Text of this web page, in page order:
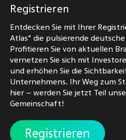
Registrieren
Entdecken Sie mit Ihrer
Atlas" die pulsierende
Profitieren Sie von aktuellen
vernetzen Sie sich mit
und erhöhen Sie die
Unternehmens. Ihr Weg zum
hier – werden Sie jetzt Teil
Gemeinschaft!
Registrieren